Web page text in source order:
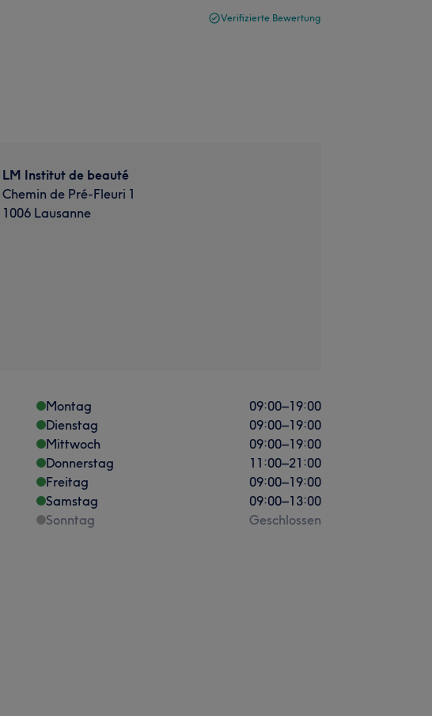
Verifizierte Bewertung
LM Institut de beauté
Chemin de Pré-Fleuri 1
1006 Lausanne
Montag 09:00–19:00
Dienstag
09:00–19:00
Mittwoch
09:00–19:00
Donnerstag
11:00–21:00
Freitag
09:00–19:00
Samstag
09:00–13:00
Sonntag
Geschlossen